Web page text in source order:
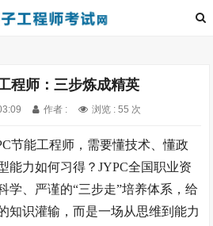
程师：三步炼成精英
作者 : 浏览 : 55 次
节能工程师，需要懂技术、懂政
能力如何习得？JYPC全国职业资
学、严谨的“三步走”培养体系，给
知识灌输，而是一场从思维到能力